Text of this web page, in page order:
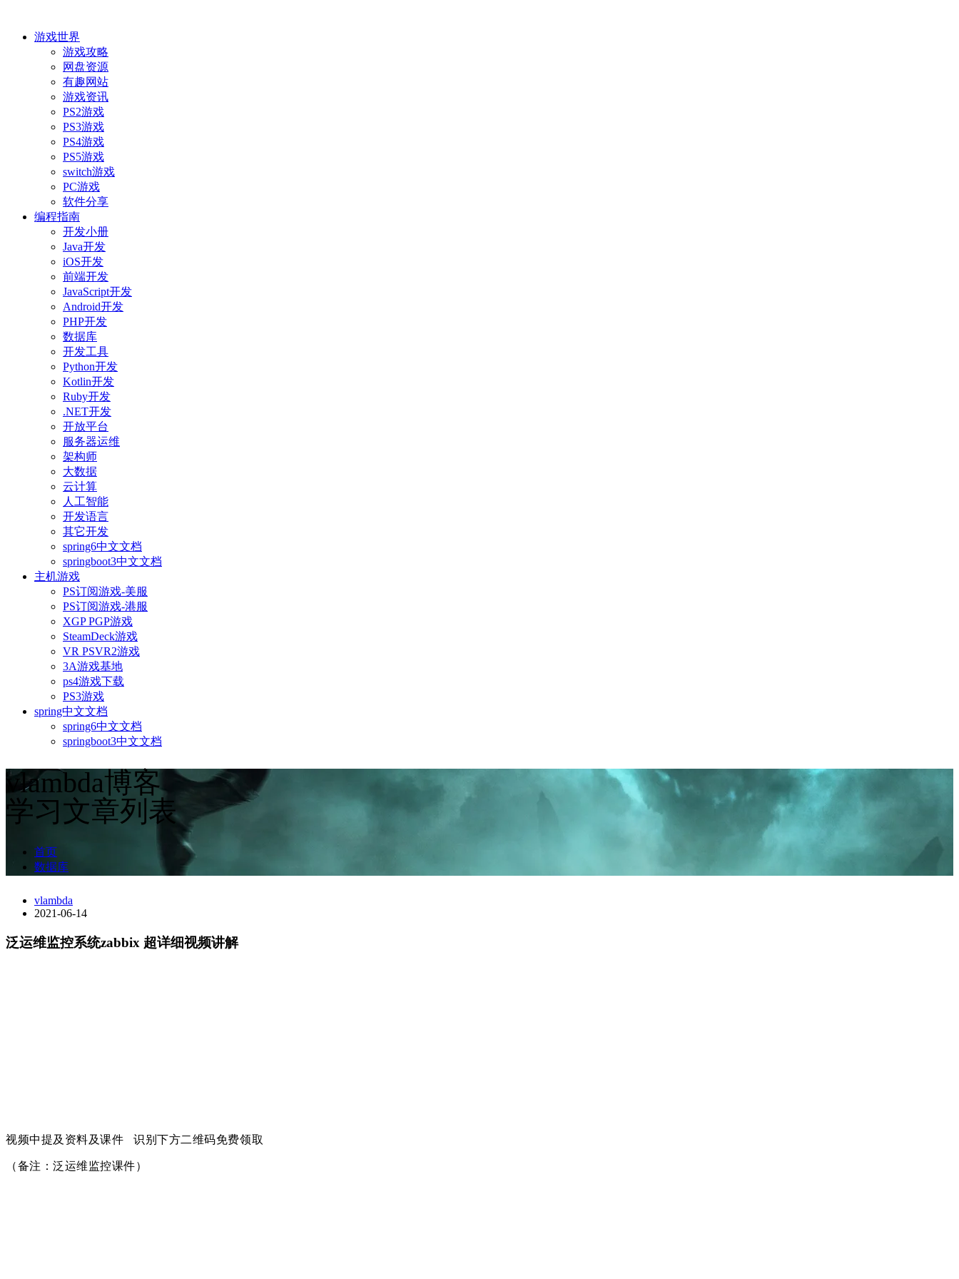
游戏世界
游戏攻略
网盘资源
有趣网站
游戏资讯
PS2游戏
PS3游戏
PS4游戏
PS5游戏
switch游戏
PC游戏
软件分享
编程指南
开发小册
Java开发
iOS开发
前端开发
JavaScript开发
Android开发
PHP开发
数据库
开发工具
Python开发
Kotlin开发
Ruby开发
.NET开发
开放平台
服务器运维
架构师
大数据
云计算
人工智能
开发语言
其它开发
spring6中文文档
springboot3中文文档
主机游戏
PS订阅游戏-美服
PS订阅游戏-港服
XGP PGP游戏
SteamDeck游戏
VR PSVR2游戏
3A游戏基地
ps4游戏下载
PS3游戏
spring中文文档
spring6中文文档
springboot3中文文档
vlambda博客
学习文章列表
首页
数据库
vlambda
2021-06-14
泛运维监控系统zabbix 超详细视频讲解
视频中提及资料及课件识别下方二维码免费领取
（备注：泛运维监控课件）